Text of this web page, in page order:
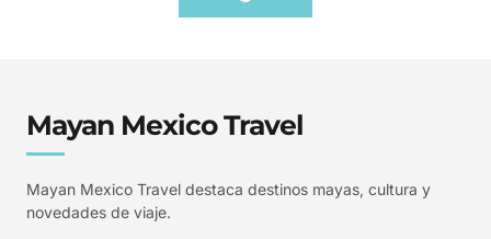
Mayan Mexico Travel
Mayan Mexico Travel destaca destinos mayas, cultura y
novedades de viaje.